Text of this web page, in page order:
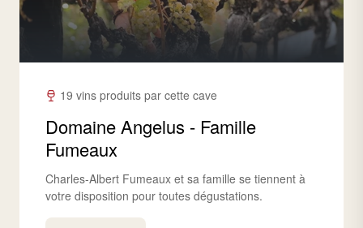
19 vins produits par cette cave
Domaine Angelus - Famille
Fumeaux
Charles-Albert Fumeaux et sa famille se tiennent à
votre disposition pour toutes dégustations.